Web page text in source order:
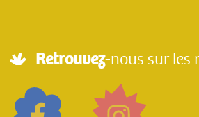
Retrouvez-nous sur les